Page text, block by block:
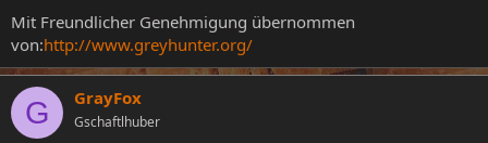
den Lärmproduzenten etwas näher anzusehen. Er sah
einige Aliens mit leuchtenden Augen vor sich stehen.
Mit seinem Handy rief er einen Freund an, der kurz
darauf bei ihm aufkreuzte aber nichts
außergewöhnliches sehen konnte. Das Auto war für
rund eine Stunde lang ‚tot’ und sprang erst dann
wieder an. Der Bewohner des Hauses gab zwar an, die
Mit Freundlicher Genehmigung übernommen
von:http://www.greyhunter.org/
G GrayFox
Gschaftlhuber